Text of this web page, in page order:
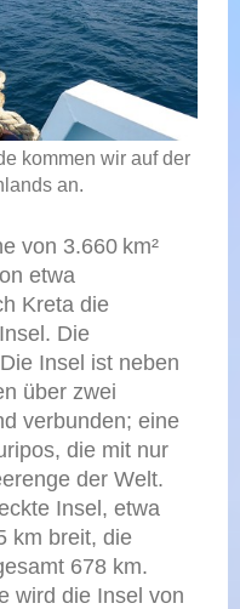
kommen wir auf der
an.
von 3.660 km²
etwa
Kreta die
Die
Insel ist neben
über zwei
verbunden; eine
die mit nur
der Welt.
Insel, etwa
km breit, die
678 km.
wird die Insel von